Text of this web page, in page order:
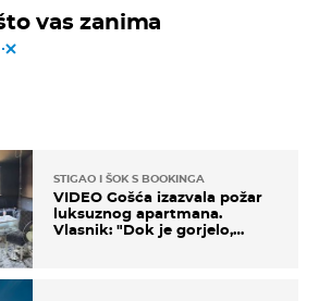
vas zanima
STIGAO I ŠOK S BOOKINGA
VIDEO Gošća izazvala požar
luksuznog apartmana.
Vlasnik: "Dok je gorjelo,